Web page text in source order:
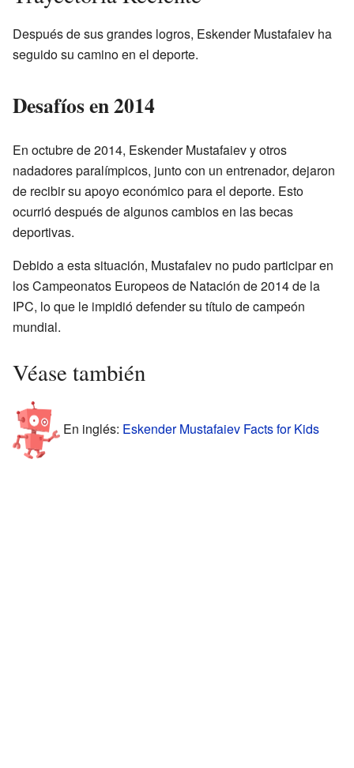
Después de sus grandes logros, Eskender Mustafaiev ha
seguido su camino en el deporte.
Desafíos en 2014
En octubre de 2014, Eskender Mustafaiev y otros
nadadores paralímpicos, junto con un entrenador, dejaron
de recibir su apoyo económico para el deporte. Esto
ocurrió después de algunos cambios en las becas
deportivas.
Debido a esta situación, Mustafaiev no pudo participar en
los Campeonatos Europeos de Natación de 2014 de la
IPC, lo que le impidió defender su título de campeón
mundial.
Véase también
En inglés: Eskender Mustafaiev Facts for Kids